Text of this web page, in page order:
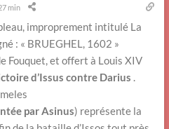
min
improprement intitulé La
: « BRUEGHEL, 1602 »
Fouquet, et offert à Louis XIV
d’Issus contre Darius .
par Asinus) représente la